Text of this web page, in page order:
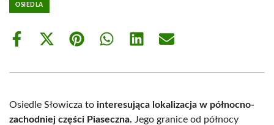
OSIEDLA
Share
Share
(Twitter)
Share Share Share Share
Osiedle Słowicza to interesująca lokalizacja w północno-
zachodniej części Piaseczna. Jego granice od północy